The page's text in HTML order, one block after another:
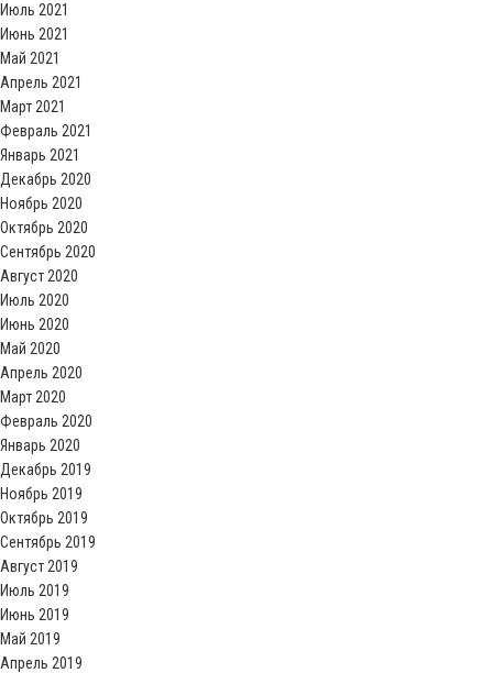
Июль 2021
Июнь 2021
Май 2021
Апрель 2021
Март 2021
Февраль 2021
Январь 2021
Декабрь 2020
Ноябрь 2020
Октябрь 2020
Сентябрь 2020
Август 2020
Июль 2020
Июнь 2020
Май 2020
Апрель 2020
Март 2020
Февраль 2020
Январь 2020
Декабрь 2019
Ноябрь 2019
Октябрь 2019
Сентябрь 2019
Август 2019
Июль 2019
Июнь 2019
Май 2019
Апрель 2019